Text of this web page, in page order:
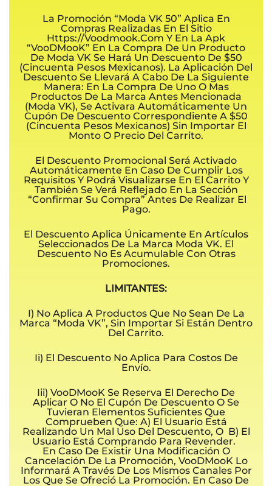
La Promoción “Moda VK 50” Aplica En
Compras Realizadas En El Sitio
Https://voodmook.com Y En La Apk
“VooDMooK” En La Compra De Un Producto
De Moda VK Se Hará Un Descuento De $50
(cincuenta Pesos Mexicanos). La Aplicación Del
Descuento Se Llevará A Cabo De La Siguiente
Manera: En La Compra De Uno O Mas
Productos De La Marca Antes Mencionada
(Moda VK), Se Activara Automáticamente Un
Cupón De Descuento Correspondiente A $50
(cincuenta Pesos Mexicanos) Sin Importar El
Monto O Precio Del Carrito.
El Descuento Promocional Será Activado
Automáticamente En Caso De Cumplir Los
Requisitos Y Podrá Visualizarse En El Carrito Y
También Se Verá Reflejado En La Sección
“Confirmar Su Compra” Antes De Realizar El
Pago.
El Descuento Aplica Únicamente En Artículos
Seleccionados De La Marca Moda VK. El
Descuento No Es Acumulable Con Otras
Promociones.
LIMITANTES:
I) No Aplica A Productos Que No Sean De La
Marca “Moda VK”, Sin Importar Si Están Dentro
Del Carrito.
Ii) El Descuento No Aplica Para Costos De
Envío.
Iii) VooDMooK Se Reserva El Derecho De
Aplicar O No El Cupón De Descuento O Se
Tuvieran Elementos Suficientes Que
Comprueben Que: A) El Usuario Está
Realizando Un Mal Uso Del Descuento, O B) El
Usuario Está Comprando Para Revender.
En Caso De Existir Una Modificación O
Cancelación De La Promoción, VooDMooK Lo
Informará A Través De Los Mismos Canales Por
Los Que Se Ofreció La Promoción. En Caso De